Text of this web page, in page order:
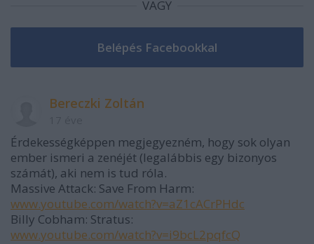
VAGY
Bereczki Zoltán
Érdekességképpen megjegyezném, hogy sok olyan
ember ismeri a zenéjét (legalábbis egy bizonyos
számát), aki nem is tud róla.
Massive Attack: Save From Harm:
www.youtube.com/watch?v=aZ1cACrPHdc
Billy Cobham: Stratus:
www.youtube.com/watch?v=i9bcL2pqfcQ